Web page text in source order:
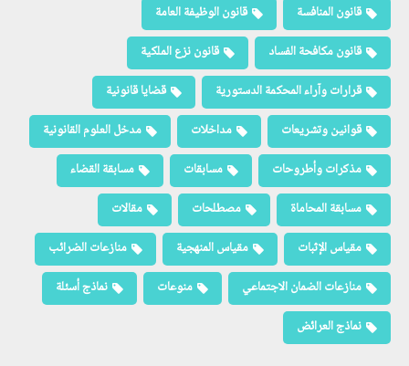
قانون المنافسة
قانون الوظيفة العامة
قانون مكافحة الفساد
قانون نزع الملكية
قرارات وآراء المحكمة الدستورية
قضايا قانونية
قوانين وتشريعات
مداخلات
مدخل العلوم القانونية
مذكرات وأطروحات
مسابقات
مسابقة القضاء
مسابقة المحاماة
مصطلحات
مقالات
مقياس الإثبات
مقياس المنهجية
منازعات الضرائب
منازعات الضمان الاجتماعي
منوعات
نماذج أسئلة
نماذج العرائض